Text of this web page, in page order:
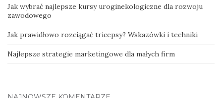
Jak wybrać najlepsze kursy uroginekologiczne dla rozwoju
zawodowego
Jak prawidłowo rozciągać tricepsy? Wskazówki i techniki
Najlepsze strategie marketingowe dla małych firm